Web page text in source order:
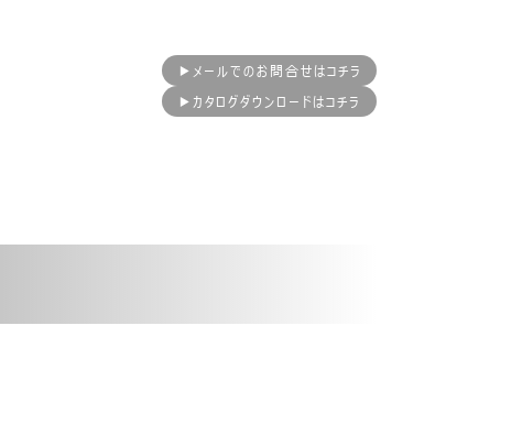
▶メールでのお問合せはコチラ
▶カタログダウンロードはコチラ